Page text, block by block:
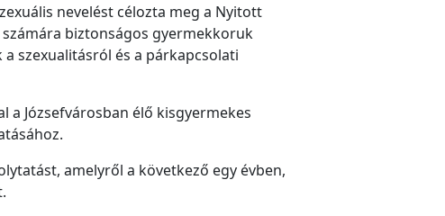
nevelést célozta meg a Nyitott
biztonságos gyermekkoruk
szexualitásról és a párkapcsolati
a Józsefvárosban élő kisgyermekes
amelyről a következő egy évben,